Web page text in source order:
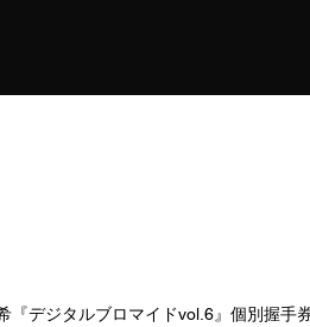
『デジタルブロマイドvol.6』個別握手